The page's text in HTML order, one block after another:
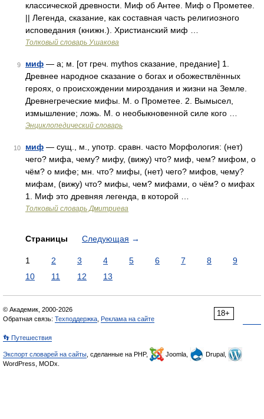
классической древности. Миф об Антее. Миф о Прометее.
|| Легенда, сказание, как составная часть религиозного
исповедания (книжн.). Христианский миф …
Толковый словарь Ушакова
9 миф — а; м. [от греч. mythos сказание, предание] 1.
Древнее народное сказание о богах и обожествлённых
героях, о происхождении мироздания и жизни на Земле.
Древнегреческие мифы. М. о Прометее. 2. Вымысел,
измышление; ложь. М. о необыкновенной силе кого …
Энциклопедический словарь
10 миф — сущ., м., употр. сравн. часто Морфология: (нет)
чего? мифа, чему? мифу, (вижу) что? миф, чем? мифом, о
чём? о мифе; мн. что? мифы, (нет) чего? мифов, чему?
мифам, (вижу) что? мифы, чем? мифами, о чём? о мифах
1. Миф это древняя легенда, в которой …
Толковый словарь Дмитриева
Страницы Следующая →
1 2 3 4 5 6 7 8
9
10
11 12 13
18+
© Академик, 2000-2026
Обратная связь: Техподдержка Реклама на сайте
👣 Путешествия
Экспорт словарей на сайты , сделанные на PHP, Joomla,
Drupal,
WordPress, MODx.